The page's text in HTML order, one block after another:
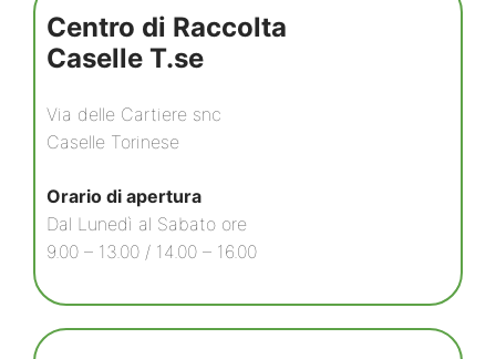
Centro di Raccolta
Caselle T.se
Via delle Cartiere snc
Caselle Torinese
Orario di apertura
Dal Lunedì al Sabato ore
9.00 – 13.00 / 14.00 – 16.00